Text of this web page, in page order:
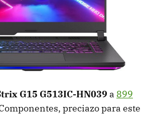
G15 G513IC-HN039 a 899
preciazo para este